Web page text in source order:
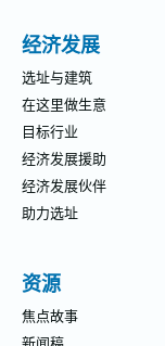
经济发展
选址与建筑
在这里做生意
目标行业
经济发展援助
经济发展伙伴
助力选址
资源
焦点故事